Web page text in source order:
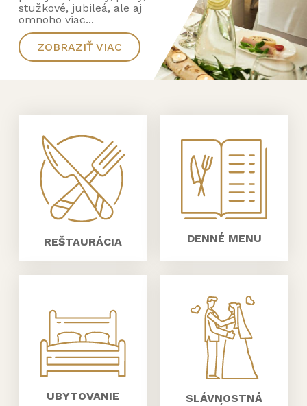
stužkové, jubileá, ale aj
omnoho viac...
ZOBRAZIŤ VIAC
REŠTAURÁCIA DENNÉ MENU
UBYTOVANIE
SLÁVNOSTNÁ